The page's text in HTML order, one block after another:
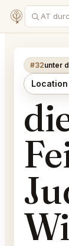
#32unter